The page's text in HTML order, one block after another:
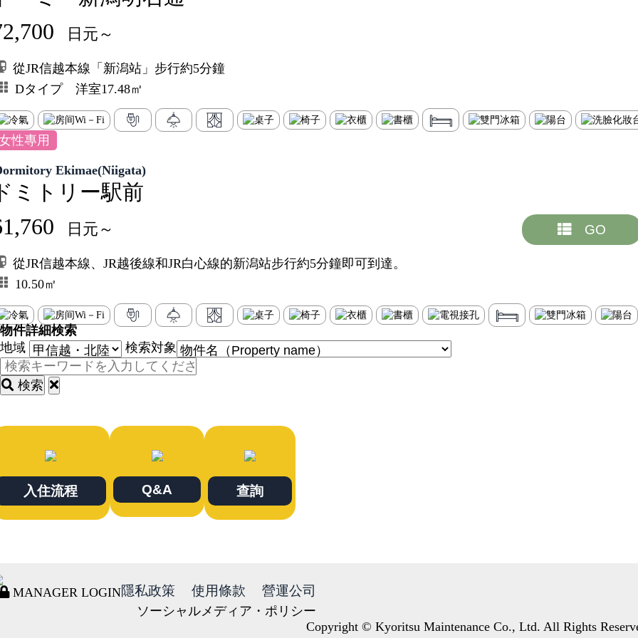
日元～
從JR信越本線「新潟站」步行約5分鐘
Dタイプ 洋室17.48㎡
性專用
Ekimae(Niigata)
ミトリー駅前
日元～ GO
從JR信越本線、JR越後線和JR白心線的新潟站步行約5分鐘即可到達。
10.50㎡
物件詳細検索
地域
検索対象
検索
入住流程 Q&A 查詢
MANAGER LOGIN隱私政策 使用條款 營運公司
ソーシャルメディア・ポリシー
Copyright © Kyoritsu Maintenance Co., Ltd. All Rights